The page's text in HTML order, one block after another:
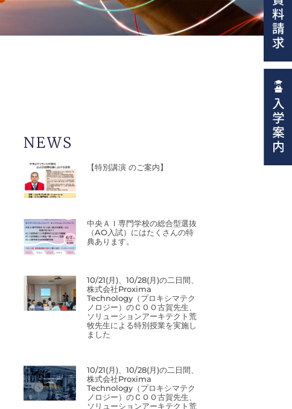
NEWS
【特別講演 のご案内】
中央ＡＩ専門学校の総合型選抜
（AO入試）にはたくさんの特
典あります。
10/21(月)、10/28(月)の二日間、
株式会社Proxima
Technology（プロキシマテク
ノロジー）のＣＯＯ古賀先生、
ソリューションアーキテクト荒
牧先生による特別授業を実施し
ました
10/21(月)、10/28(月)の二日間、
株式会社Proxima
Technology（プロキシマテク
ノロジー）のＣＯＯ古賀先生、
ソリューションアーキテクト荒